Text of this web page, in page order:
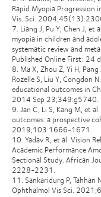
Rapid Myopia Progression
Vis. Sci.
7. Liang J, Pu Y, Chen J,
myopia in children and
systematic review and
Published Online First: 24
8. Ma X, Zhou Z, Yi H,
Rozelle S, Liu Y, Congdon
educational outcomes in
2014 Sep 23;349:g5740.
9. Jan C, Li S, Kang M, et
outcomes: a prospective
2019;103:1666-1671.
10. Yadav R, et al. Vision
Academic Performance
Sectional Study. African
2228-2231.
11. Sankaridurg P, Tahhan
Ophthalmol Vis Sci.